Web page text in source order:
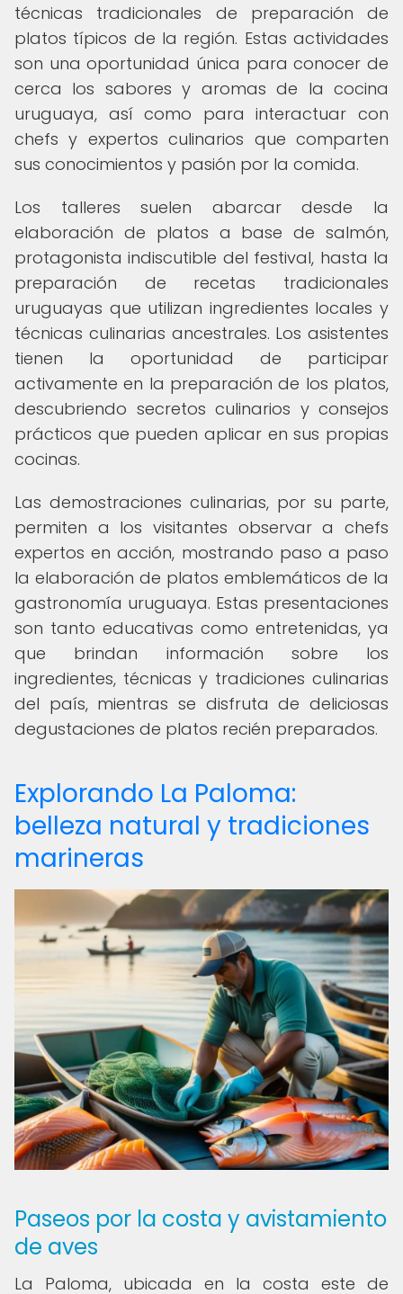
técnicas tradicionales de preparación de
platos típicos de la región. Estas actividades
son una oportunidad única para conocer de
cerca los sabores y aromas de la cocina
uruguaya, así como para interactuar con
chefs y expertos culinarios que comparten
sus conocimientos y pasión por la comida.
Los talleres suelen abarcar desde la
elaboración de platos a base de salmón,
protagonista indiscutible del festival, hasta la
preparación de recetas tradicionales
uruguayas que utilizan ingredientes locales y
técnicas culinarias ancestrales. Los asistentes
tienen la oportunidad de participar
activamente en la preparación de los platos,
descubriendo secretos culinarios y consejos
prácticos que pueden aplicar en sus propias
cocinas.
Las demostraciones culinarias, por su parte,
permiten a los visitantes observar a chefs
expertos en acción, mostrando paso a paso
la elaboración de platos emblemáticos de la
gastronomía uruguaya. Estas presentaciones
son tanto educativas como entretenidas, ya
que brindan información sobre los
ingredientes, técnicas y tradiciones culinarias
del país, mientras se disfruta de deliciosas
degustaciones de platos recién preparados.
Explorando La Paloma:
belleza natural y tradiciones
marineras
Paseos por la costa y avistamiento
de aves
La Paloma, ubicada en la costa este de